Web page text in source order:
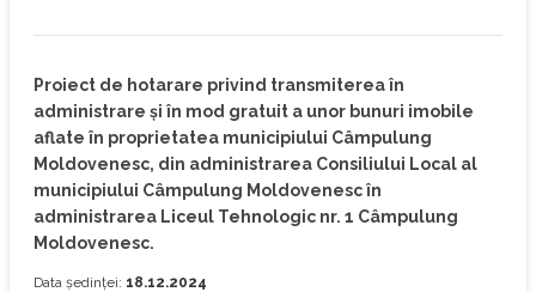
Proiect de hotarare privind transmiterea în
administrare și în mod gratuit a unor bunuri imobile
aflate în proprietatea municipiului Câmpulung
Moldovenesc, din administrarea Consiliului Local al
municipiului Câmpulung Moldovenesc în
administrarea Liceul Tehnologic nr. 1 Câmpulung
Moldovenesc.
Data ședinței: 18.12.2024